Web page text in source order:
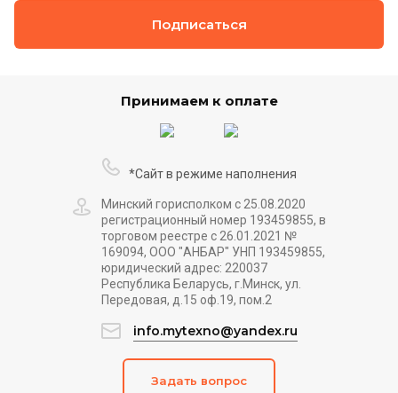
Подписаться
Принимаем к оплате
*Сайт в режиме наполнения
Минский горисполком с 25.08.2020
регистрационный номер 193459855, в
торговом реестре с 26.01.2021 №
169094, ООО "АНБАР" УНП 193459855,
юридический адрес: 220037
Республика Беларусь, г.Минск, ул.
Передовая, д.15 оф.19, пом.2
info.mytexno@yandex.ru
Задать вопрос